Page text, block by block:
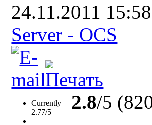
24.11.2011 15:58
Server - OCS
Currently
2.77/5
2.8/5